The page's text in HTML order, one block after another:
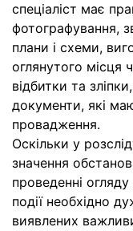
спеціаліст має
фотографування,
плани і схеми,
оглянутого місця
відбитки та
документи, які
провадження.
Оскільки у
значення
проведенні
події необхідно
виявлених